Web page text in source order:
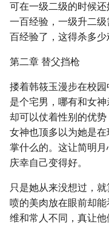
可在一级二级的时候
一百经验，一级升二
百经验了，这得杀多少
第二章 替父挡枪
搂着韩筱玉漫步在校
是个宅男，哪有和女
却可以仗着性别的优
女神也顶多以为她是
掌什么的。这让简明
庆幸自己变得好。
只是她从来没想过，
喷的美肉放在眼前却
维和常人不同，真让